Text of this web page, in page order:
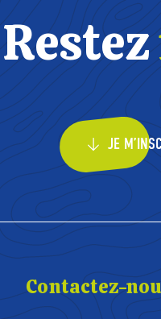
Restez
JE
Contactez-